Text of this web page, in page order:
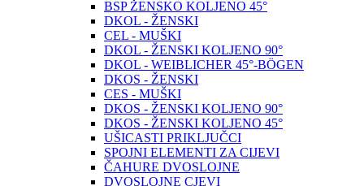
BSP ŽENSKO KOLJENO 45°
DKOL - ŽENSKI
CEL - MUŠKI
DKOL - ŽENSKI KOLJENO 90°
DKOL - WEIBLICHER 45°-BÖGEN
DKOS - ŽENSKI
CES - MUŠKI
DKOS - ŽENSKI KOLJENO 90°
DKOS - ŽENSKI KOLJENO 45°
UŠICASTI PRIKLJUČCI
SPOJNI ELEMENTI ZA CIJEVI
ČAHURE DVOSLOJNE
DVOSLOJNE CJEVI